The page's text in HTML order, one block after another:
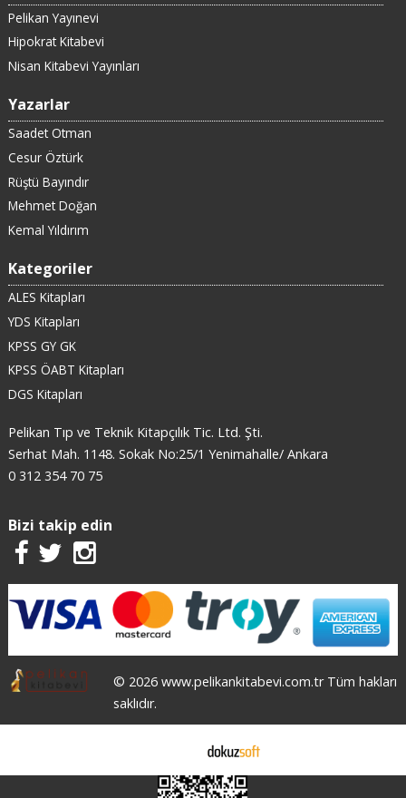
Pelikan Yayınevi
Hipokrat Kitabevi
Nisan Kitabevi Yayınları
Yazarlar
Saadet Otman
Cesur Öztürk
Rüştü Bayındır
Mehmet Doğan
Kemal Yıldırım
Kategoriler
ALES Kitapları
YDS Kitapları
KPSS GY GK
KPSS ÖABT Kitapları
DGS Kitapları
Pelikan Tıp ve Teknik Kitapçılık Tic. Ltd. Şti.
Serhat Mah. 1148. Sokak No:25/1 Yenimahalle/ Ankara
0 312 354 70 75
Bizi takip edin
© 2026 www.pelikankitabevi.com.tr Tüm hakları
saklıdır.